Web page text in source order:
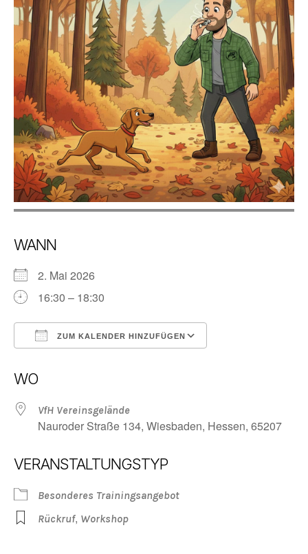
WANN
2. Mai 2026
16:30 – 18:30
ZUM KALENDER HINZUFÜGEN
WO
VfH Vereinsgelände
Nauroder Straße 134, Wiesbaden, Hessen, 65207
VERANSTALTUNGSTYP
Besonderes Trainingsangebot
Rückruf, Workshop